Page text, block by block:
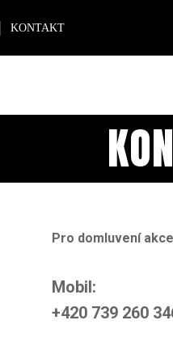
KONTAKT
Pro domluvení
Mobil:
+420 739 260